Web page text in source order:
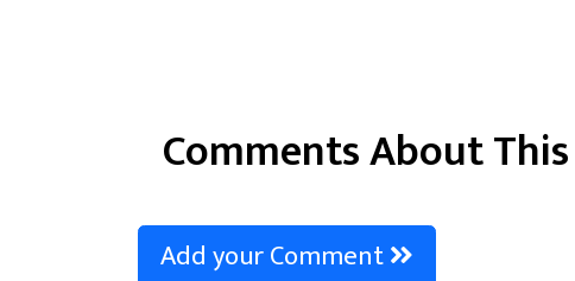
Comments About
Add your Comment